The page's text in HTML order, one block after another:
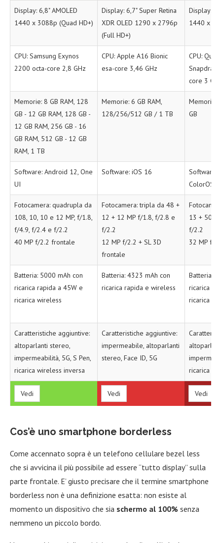
Display: 6,8" AMOLED
1440 x 3088p (Quad HD+)
Display: 6,7" Super Retina
XDR OLED 1290 x 2796p
(Full HD+)
Display:
1440 x
CPU: Samsung Exynos
2200 octa-core 2,8 GHz
CPU: Apple A16 Bionic
esa-core 3,46 GHz
CPU:
core 3
Memorie: 8 GB RAM, 128
GB - 12 GB RAM, 128 GB -
12 GB RAM, 256 GB - 16
GB RAM, 512 GB - 12 GB
RAM, 1 TB
Memorie: 6 GB RAM,
128/256/512 GB / 1 TB
Memorie:
GB
Software: Android 12, One
UI
Software: iOS 16
Software:
ColorOS
Fotocamera: quadrupla da
108, 10, 10 e 12 MP, f/1.8,
f/4.9, f/2.4 e f/2.2
40 MP f/2.2 frontale
Fotocamera: tripla da 48 +
12 + 12 MP f/1.8, f/2.8 e
f/2.2
12 MP f/2.2 + SL 3D
frontale
13 + 50
f/2.2
32 MP f/
Batteria: 5000 mAh con
ricarica rapida a 45W e
ricarica wireless
Batteria: 4323 mAh con
ricarica rapida e wireless
Batteria:
ricarica
ricarica
Caratteristiche aggiuntive:
altoparlanti stereo,
impermeabilità, 5G, S Pen,
ricarica wireless inversa
Caratteristiche aggiuntive:
impermeabile, altoparlanti
stereo, Face ID, 5G
ricarica
Vedi Vedi Vedi
Cos’è uno smartphone borderless
Come accennato sopra è un telefono cellulare bezel less
che si avvicina il più possibile ad essere “tutto display” sulla
parte frontale. E’ giusto precisare che il termine smartphone
borderless non è una definizione esatta: non esiste al
momento un dispositivo che sia schermo al 100% senza
nemmeno un piccolo bordo.